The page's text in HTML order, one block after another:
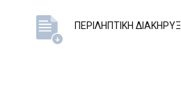
ΠΕΡΙΛΗΠΤΙΚΗ